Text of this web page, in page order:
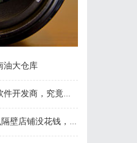
油大仓库
竟藏着哪些行业秘诀？
，ai却天天给他免费派单？